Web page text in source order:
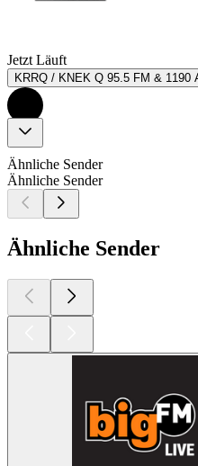
Jetzt Läuft
KRRQ / KNEK Q 95.5 FM & 1190
Ähnliche Sender
Ähnliche Sender
Ähnliche Sender